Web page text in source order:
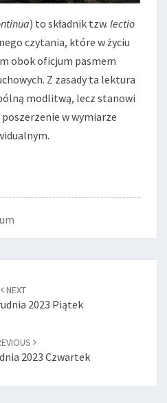
) to składnik tzw. lectio
czytania, które w życiu
obok oficjum pasmem
Z zasady ta lektura
modlitwą, lecz stanowi
w wymiarze
NEXT
2023 Piątek
2023 Czwartek